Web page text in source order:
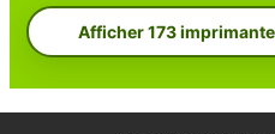
Afficher 173